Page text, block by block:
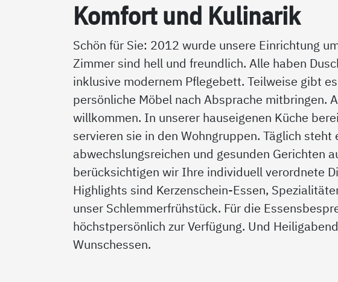
Kom­fort und Ku­li­na­rik
Schön für Sie: 2012 wurde unsere Einrichtung
Zimmer sind hell und freundlich. Alle haben
inklusive modernem Pflegebett. Teilweise gibt
persönliche Möbel nach Absprache mitbringen.
willkommen. In unserer hauseigenen Küche
servieren sie in den Wohngruppen. Täglich steht
abwechslungsreichen und gesunden Gerichten
berücksichtigen wir Ihre individuell verordnete
Highlights sind Kerzenschein-Essen,
unser Schlemmerfrühstück. Für die
höchstpersönlich zur Verfügung. Und
Wunschessen.